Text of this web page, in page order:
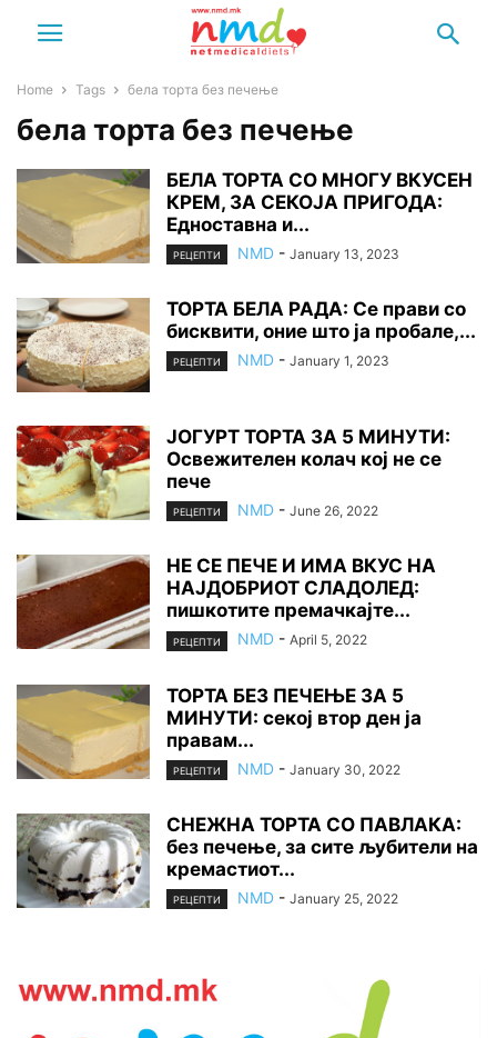
Home Tags бела торта без печење
бела торта без печење
БЕЛА ТОРТА СО МНОГУ ВКУСЕН
КРЕМ, ЗА СЕКОЈА ПРИГОДА:
Едноставна и...
РЕЦЕПТИ NMD - January 13, 2023
ТОРТА БЕЛА РАДА: Се прави со
бисквити, оние што ја пробале,...
РЕЦЕПТИ NMD - January 1, 2023
ЈОГУРТ ТОРТА ЗА 5 МИНУТИ:
Освежителен колач кој не се
пече
РЕЦЕПТИ NMD - June 26, 2022
НЕ СЕ ПЕЧЕ И ИМА ВКУС НА
НАЈДОБРИОТ СЛАДОЛЕД:
пишкотите премачкајте...
РЕЦЕПТИ NMD - April 5, 2022
ТОРТА БЕЗ ПЕЧЕЊЕ ЗА 5
МИНУТИ: секој втор ден ја
правам...
РЕЦЕПТИ NMD - January 30, 2022
СНЕЖНА ТОРТА СО ПАВЛАКА:
без печење, за сите љубители на
кремастиот...
РЕЦЕПТИ NMD - January 25, 2022